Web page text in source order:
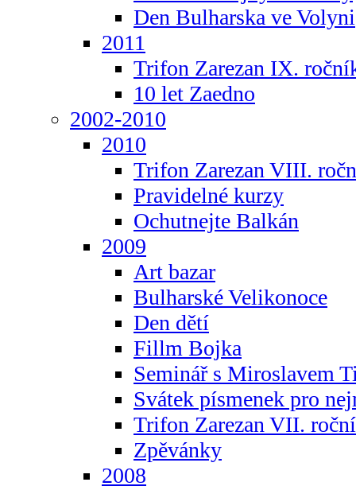
Den Bulharska ve Volyni
2011
Trifon Zarezan IX.
10 let Zaedno
2002-2010
2010
Trifon Zarezan VIII.
Pravidelné kurzy
Ochutnejte Balkán
2009
Art bazar
Bulharské Velikonoce
Den dětí
Fillm Bojka
Seminář s Miroslavem
Svátek písmenek pro
Trifon Zarezan VII.
Zpěvánky
2008